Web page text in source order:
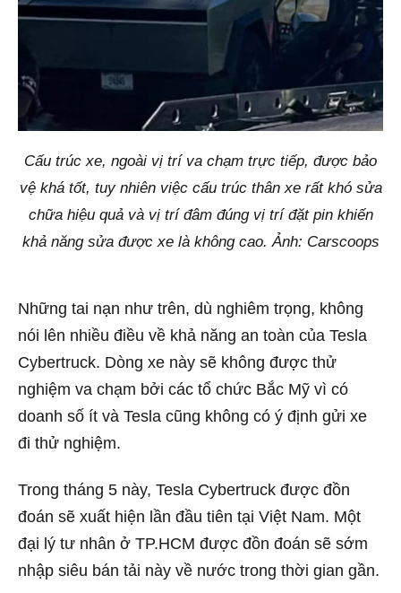
Cấu trúc xe, ngoài vị trí va chạm trực tiếp, được bảo
vệ khá tốt, tuy nhiên việc cấu trúc thân xe rất khó sửa
chữa hiệu quả và vị trí đâm đúng vị trí đặt pin khiến
khả năng sửa được xe là không cao. Ảnh: Carscoops
Những tai nạn như trên, dù nghiêm trọng, không
nói lên nhiều điều về khả năng an toàn của Tesla
Cybertruck. Dòng xe này sẽ không được thử
nghiệm va chạm bởi các tổ chức Bắc Mỹ vì có
doanh số ít và Tesla cũng không có ý định gửi xe
đi thử nghiệm.
Trong tháng 5 này, Tesla Cybertruck được đồn
đoán sẽ xuất hiện lần đầu tiên tại Việt Nam. Một
đại lý tư nhân ở TP.HCM được đồn đoán sẽ sớm
nhập siêu bán tải này về nước trong thời gian gần.